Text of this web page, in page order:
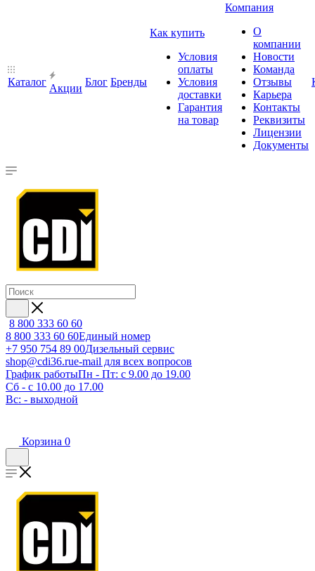
Каталог
Акции
Блог Бренды
Как купить
Условия
оплаты
Условия
доставки
Гарантия
на товар
Компания
О
компании
Новости
Команда
Отзывы
Карьера
Контакты
Реквизиты
Лицензии
Документы
8 800 333 60 60
8 800 333 60 60Единый номер
+7 950 754 89 00Дизельный сервис
shop@cdi36.rue-mail для всех вопросов
График работыПн - Пт: с 9.00 до 19.00
Сб - с 10.00 до 17.00
Вс: - выходной
Корзина 0